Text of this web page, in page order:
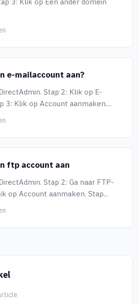
e-mailaccount aan?
Stap 2: Klik op E-
3: Klik op Account aanmaken....
ftp account aan
Stap 2: Ga naar FTP-
op Account aanmaken. Stap...